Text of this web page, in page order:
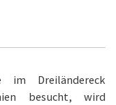
im Dreiländereck
besucht, wird